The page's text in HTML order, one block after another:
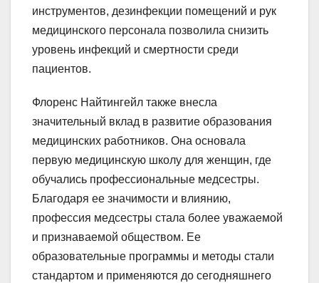
инструментов, дезинфекции помещений и рук
медицинского персонала позволила снизить
уровень инфекций и смертности среди
пациентов.
Флоренс Найтингейл также внесла
значительный вклад в развитие образования
медицинских работников. Она основала
первую медицинскую школу для женщин, где
обучались профессиональные медсестры.
Благодаря ее значимости и влиянию,
профессия медсестры стала более уважаемой
и признаваемой обществом. Ее
образовательные программы и методы стали
стандартом и применяются до сегодняшнего